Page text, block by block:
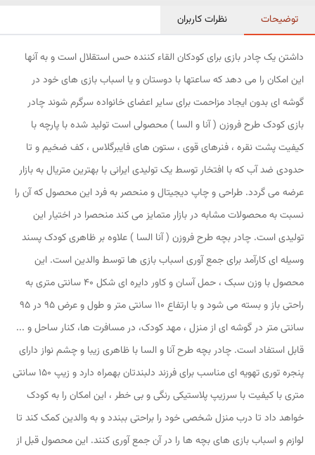
توضیحات نظرات کاربران
داشتن یک چادر بازی برای کودکان القاء کننده حس استقلال است و به آنها
این امکان را می دهد که ساعتها با دوستان و یا اسباب بازی های خود در
گوشه ای بدون ایجاد مزاحمت برای سایر اعضای خانواده سرگرم شوند چادر
بازی کودک طرح فروزن ( آنا و السا ) محصولی است تولید شده با پارچه با
کیفیت پشت نقره ، فنرهای قوی ، ستون های فایبرگلاس ، کف ضخیم و تا
حدودی ضد آب که با افتخار توسط یک تولیدی ایرانی با بهترین متریال به بازار
عرضه می گردد. طراحی و چاپ دیجیتال و منحصر به فرد این محصول که آن را
نسبت به محصولات مشابه در بازار متمایز می کند منحصرا در اختیار این
تولیدی است. چادر بچه طرح فروزن ( آنا السا ) علاوه بر ظاهری کودک پسند
وسیله ای کارآمد برای جمع آوری اسباب بازی ها توسط والدین است. این
محصول با وزن سبک ، حمل آسان و کاور دایره ای شکل 40 سانتی متری به
راحتی باز و بسته می شود و با ارتفاع 110 سانتی متر و طول و عرض 95 در 95
سانتی متر در گوشه ای از منزل ، مهد کودک، در مسافرت ها، کنار ساحل و ...
قابل استفاد است. چادر بچه طرح آنا و السا با ظاهری زیبا و چشم نواز دارای
پنجره توری تهویه ای مناسب برای فرزند دلبندتان بهمراه دارد و زیپ 150 سانتی
متری با کیفیت با سرزیپ پلاستیکی رنگی و بی خطر ، این امکان را به کودک
خواهد داد تا درب منزل شخصی خود را براحتی ببندد و به والدین کمک کند تا
لوازم و اسباب بازی های بچه ها را در آن جمع آوری کنند. این محصول قبل از